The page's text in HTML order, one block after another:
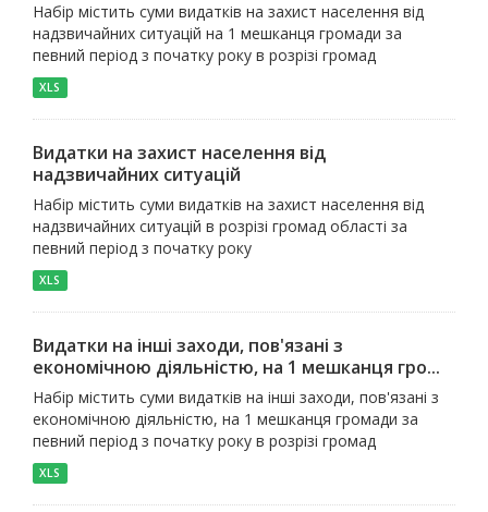
Набір містить суми видатків на захист населення від
надзвичайних ситуацій на 1 мешканця громади за
певний період з початку року в розрізі громад
XLS
Видатки на захист населення від
надзвичайних ситуацій
Набір містить суми видатків на захист населення від
надзвичайних ситуацій в розрізі громад області за
певний період з початку року
XLS
Видатки на інші заходи, пов'язані з
економічною діяльністю, на 1 мешканця гро...
Набір містить суми видатків на інші заходи, пов'язані з
економічною діяльністю, на 1 мешканця громади за
певний період з початку року в розрізі громад
XLS